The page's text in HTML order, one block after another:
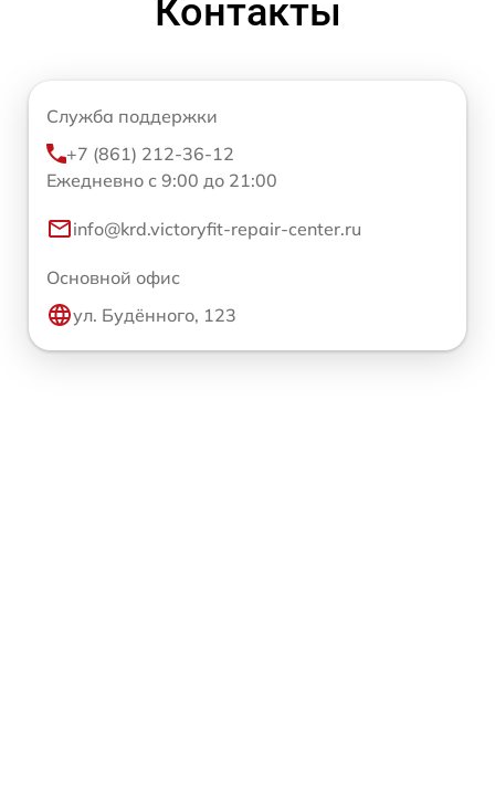
Контакты
Служба поддержки
+7 (861) 212-36-12
Ежедневно с 9:00 до 21:00
info@krd.victoryfit-repair-center.ru
Основной офис
ул. Будённого, 123